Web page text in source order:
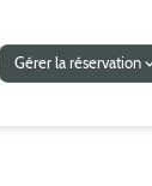
Gérer la réservation